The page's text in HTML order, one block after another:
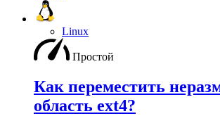
Linux
Простой
Как переместить
область ext4?